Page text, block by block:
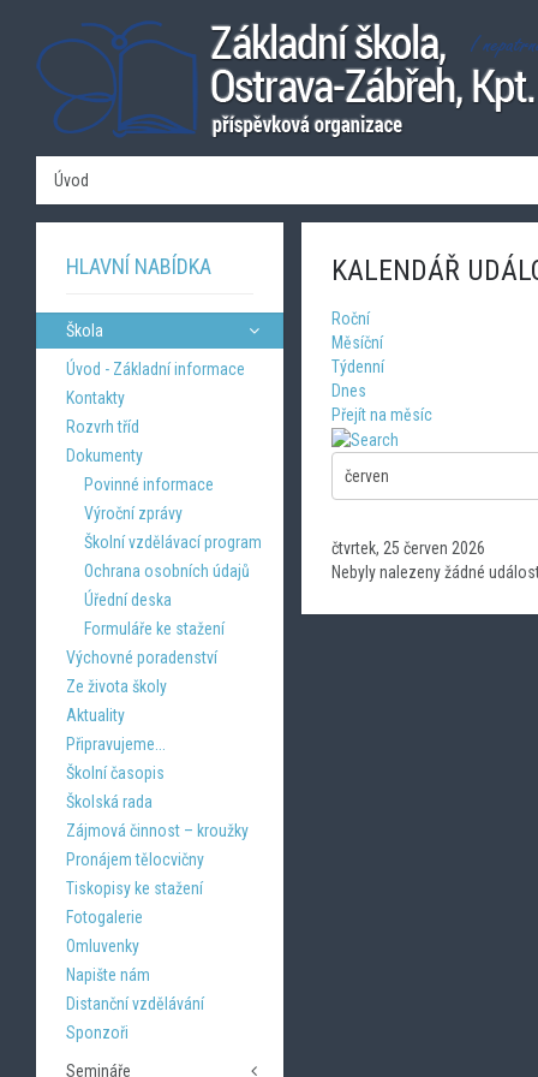
Úvod
KALENDÁŘ
Roční
Měsíční
Týdenní
Dnes
Přejít na měsíc
čtvrtek, 25 červen 2026
Nebyly nalezeny žádné
HLAVNÍ NABÍDKA
Škola
Úvod - Základní informace
Kontakty
Rozvrh tříd
Dokumenty
Povinné informace
Výroční zprávy
Školní vzdělávací program
Ochrana osobních údajů
Úřední deska
Formuláře ke stažení
Výchovné poradenství
Ze života školy
Aktuality
Připravujeme...
Školní časopis
Školská rada
Zájmová činnost – kroužky
Pronájem tělocvičny
Tiskopisy ke stažení
Fotogalerie
Omluvenky
Napište nám
Distanční vzdělávání
Sponzoři
Semináře